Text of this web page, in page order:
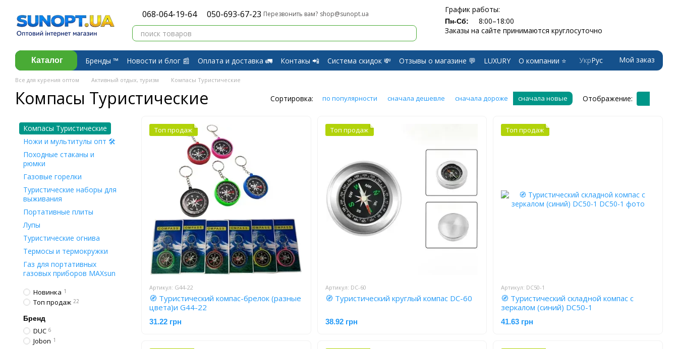
068-064-19-64 050-693-67-23 Перезвонить вам? shop@sunopt.ua График работы:
Пн-Сб:
8:00–18:00
Заказы на сайте принимаются круглосуточно
Каталог Бренды ™️ Новости и блог 📰 Оплата и доставка 🚛 Контакы 📲 Система скидок 💸 Отзывы о магазине 💬 LUXURY
О компании ⭐
Договор публичной оферты
Обмен и Возврат
УкрРус Мой заказ
Все для курения оптом Активный отдых, туризм Компасы Туристические
Компасы Туристические Сортировка: по популярности сначала дешевле сначала дороже сначала новые Отображение:
Топ продаж
Артикул: G44-22
🧭 Туристический компас-брелок (разные
цвета)и G44-22
31.22 грн
Топ продаж
Артикул: DC-60
🧭 Туристический круглый компас DC-60
38.92 грн
Топ продаж
Артикул: DC50-1
🧭 Туристический складной компас с
зеркалом (синий) DC50-1
41.63 грн
Компасы Туристические
Ножи и мультитулы опт 🛠
Походные стаканы и
рюмки
Газовые горелки
Туристические наборы для
выживания
Портативные плиты
Лупы
Туристические огнива
Термосы и термокружки
Газ для портативных
газовых приборов MAXsun
Новинка 1
Топ продаж 22
Бренд
DUC 6
Jobon 1